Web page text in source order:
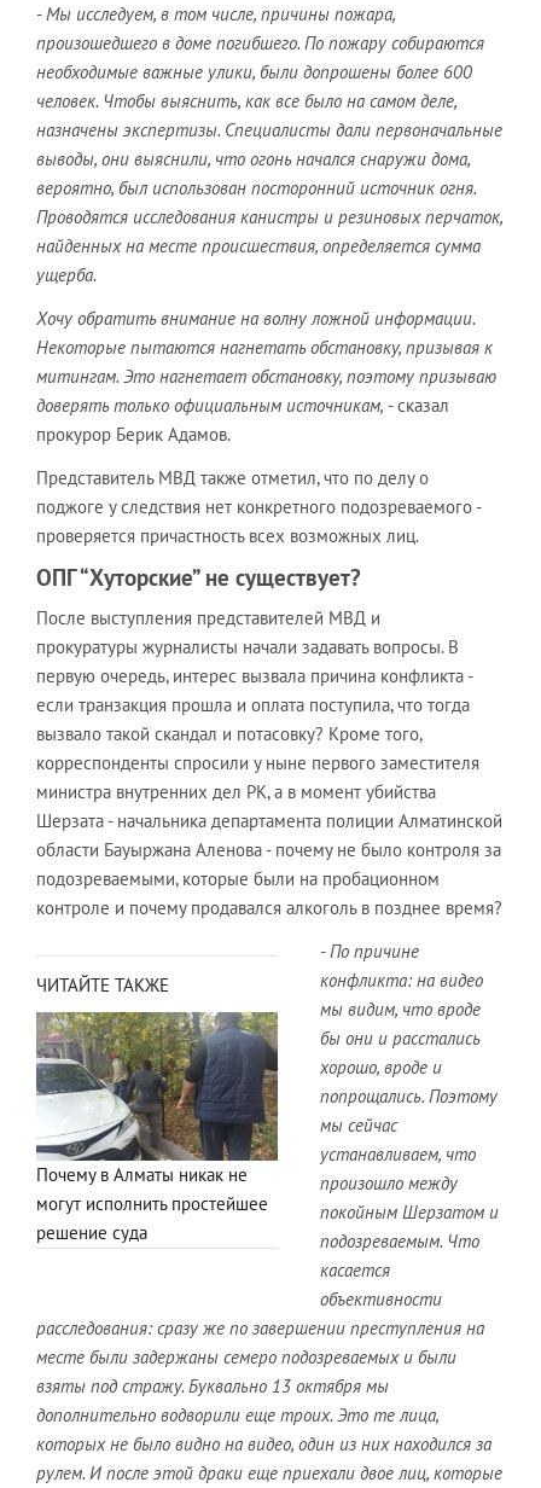
- Мы исследуем, в том числе, причины пожара,
произошедшего в доме погибшего. По пожару собираются
необходимые важные улики, были допрошены более 600
человек. Чтобы выяснить, как все было на самом деле,
назначены экспертизы. Специалисты дали первоначальные
выводы, они выяснили, что огонь начался снаружи дома,
вероятно, был использован посторонний источник огня.
Проводятся исследования канистры и резиновых перчаток,
найденных на месте происшествия, определяется сумма
ущерба.
Хочу обратить внимание на волну ложной информации.
Некоторые пытаются нагнетать обстановку, призывая к
митингам. Это нагнетает обстановку, поэтому призываю
доверять только официальным источникам, - сказал
прокурор Берик Адамов.
Представитель МВД также отметил, что по делу о
поджоге у следствия нет конкретного подозреваемого -
проверяется причастность всех возможных лиц.
ОПГ “Хуторские” не существует?
После выступления представителей МВД и
прокуратуры журналисты начали задавать вопросы. В
первую очередь, интерес вызвала причина конфликта -
если транзакция прошла и оплата поступила, что тогда
вызвало такой скандал и потасовку? Кроме того,
корреспонденты спросили у ныне первого заместителя
министра внутренних дел РК, а в момент убийства
Шерзата - начальника департамента полиции Алматинской
области Бауыржана Аленова - почему не было контроля за
подозреваемыми, которые были на пробационном
контроле и почему продавался алкоголь в позднее время?
ЧИТАЙТЕ ТАКЖЕ
Почему в Алматы никак не
могут исполнить простейшее
решение суда
- По причине
конфликта: на видео
мы видим, что вроде
бы они и расстались
хорошо, вроде и
попрощались. Поэтому
мы сейчас
устанавливаем, что
произошло между
покойным Шерзатом и
подозреваемым. Что
касается
объективности
расследования: сразу же по завершении преступления на
месте были задержаны семеро подозреваемых и были
взяты под стражу. Буквально 13 октября мы
дополнительно водворили еще троих. Это те лица,
которых не было видно на видео, один из них находился за
рулем. И после этой драки еще приехали двое лиц, которые